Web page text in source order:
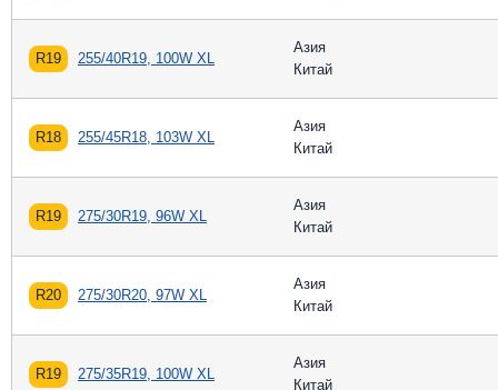
R19 255/40R19, 100W XL
Азия
Китай
R18 255/45R18, 103W XL
Азия
Китай
R19 275/30R19, 96W XL
Азия
Китай
R20 275/30R20, 97W XL
Азия
Китай
R19 275/35R19, 100W XL
Азия
Китай